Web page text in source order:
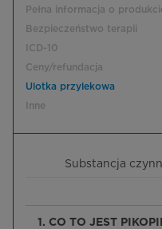
Pełna informacja o
Bezpieczeństwo terapii
ICD-10
Ceny/refundacja
Ulotka przylekowa
Inne
Substancja
1. CO TO JEST